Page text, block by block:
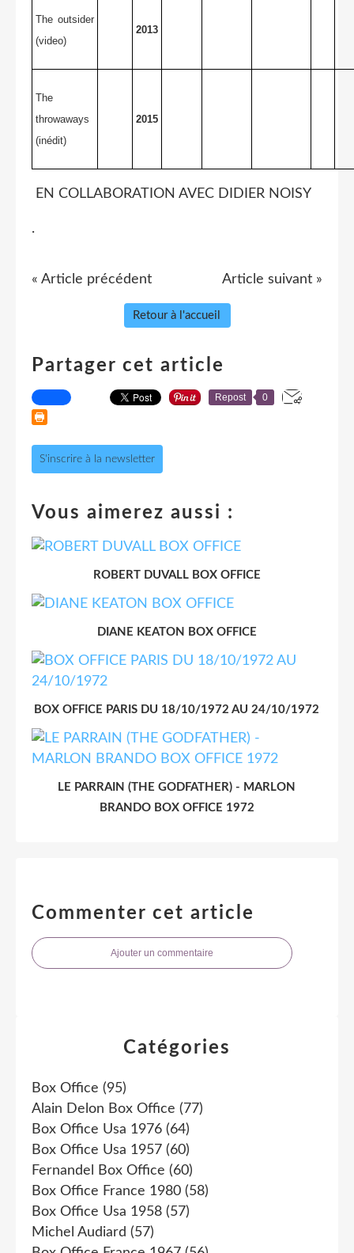
The outsider
(video)
2013
The
throwaways
(inédit)
2015
EN COLLABORATION AVEC DIDIER NOISY
.
« Article précédent Article suivant »
Retour à l'accueil
Partager cet article
Repost 0
S'inscrire à la newsletter
Vous aimerez aussi :
ROBERT DUVALL BOX OFFICE
DIANE KEATON BOX OFFICE
BOX OFFICE PARIS DU 18/10/1972 AU 24/10/1972
LE PARRAIN (THE GODFATHER) - MARLON
BRANDO BOX OFFICE 1972
Commenter cet article
Ajouter un commentaire
Catégories
Box Office (95)
Alain Delon Box Office (77)
Box Office Usa 1976 (64)
Box Office Usa 1957 (60)
Fernandel Box Office (60)
Box Office France 1980 (58)
Box Office Usa 1958 (57)
Michel Audiard (57)